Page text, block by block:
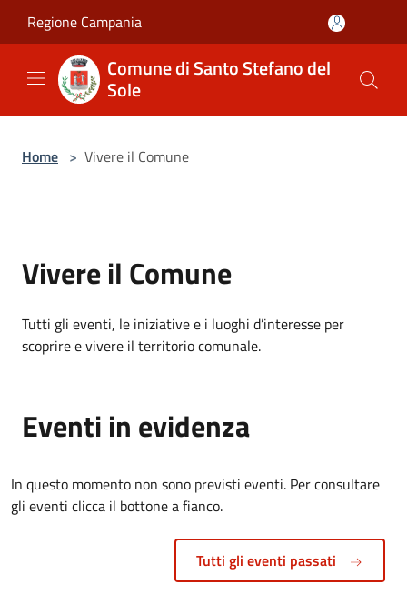
Regione Campania
Comune di Santo Stefano del
Sole
Home > Vivere il Comune
Vivere il Comune
Tutti gli eventi, le iniziative e i luoghi d’interesse per
scoprire e vivere il territorio comunale.
Eventi in evidenza
In questo momento non sono previsti eventi. Per consultare
gli eventi clicca il bottone a fianco.
Tutti gli eventi passati